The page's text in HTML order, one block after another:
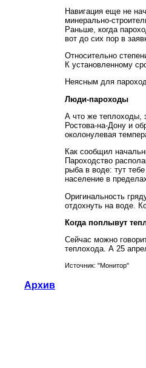
Навигация еще не
минерально-
Раньше, когда
вот до сих пор в
Относительно
К установленному
Неясным для
Люди-пароходы
А что же теплоходы,
Ростова-на-Дону и
околонулевая
Как сообщил
Пароходство
рыба в воде: тут
население в
Оригинальность
отдохнуть на воде.
Когда поплывут
Сейчас можно
теплохода. А 25
Источник: "Монитор"
Архив